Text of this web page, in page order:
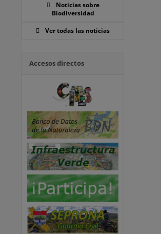
Noticias sobre
Biodiversidad
Ver todas las noticias
Accesos directos